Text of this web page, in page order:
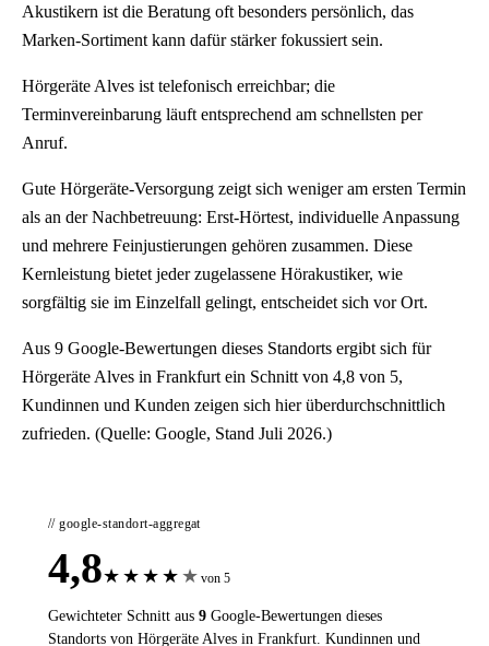
Akustikern ist die Beratung oft besonders persönlich, das
Marken-Sortiment kann dafür stärker fokussiert sein.
Hörgeräte Alves ist telefonisch erreichbar; die
Terminvereinbarung läuft entsprechend am schnellsten per
Anruf.
Gute Hörgeräte-Versorgung zeigt sich weniger am ersten Termin
als an der Nachbetreuung: Erst-Hörtest, individuelle Anpassung
und mehrere Feinjustierungen gehören zusammen. Diese
Kernleistung bietet jeder zugelassene Hörakustiker, wie
sorgfältig sie im Einzelfall gelingt, entscheidet sich vor Ort.
Aus 9 Google-Bewertungen dieses Standorts ergibt sich für
Hörgeräte Alves in Frankfurt ein Schnitt von 4,8 von 5,
Kundinnen und Kunden zeigen sich hier überdurchschnittlich
zufrieden. (Quelle: Google, Stand Juli 2026.)
// google-standort-aggregat
4,8★ ★ ★ ★ ★ von 5
Gewichteter Schnitt aus 9 Google-Bewertungen dieses
Standorts von Hörgeräte Alves in Frankfurt. Kundinnen und